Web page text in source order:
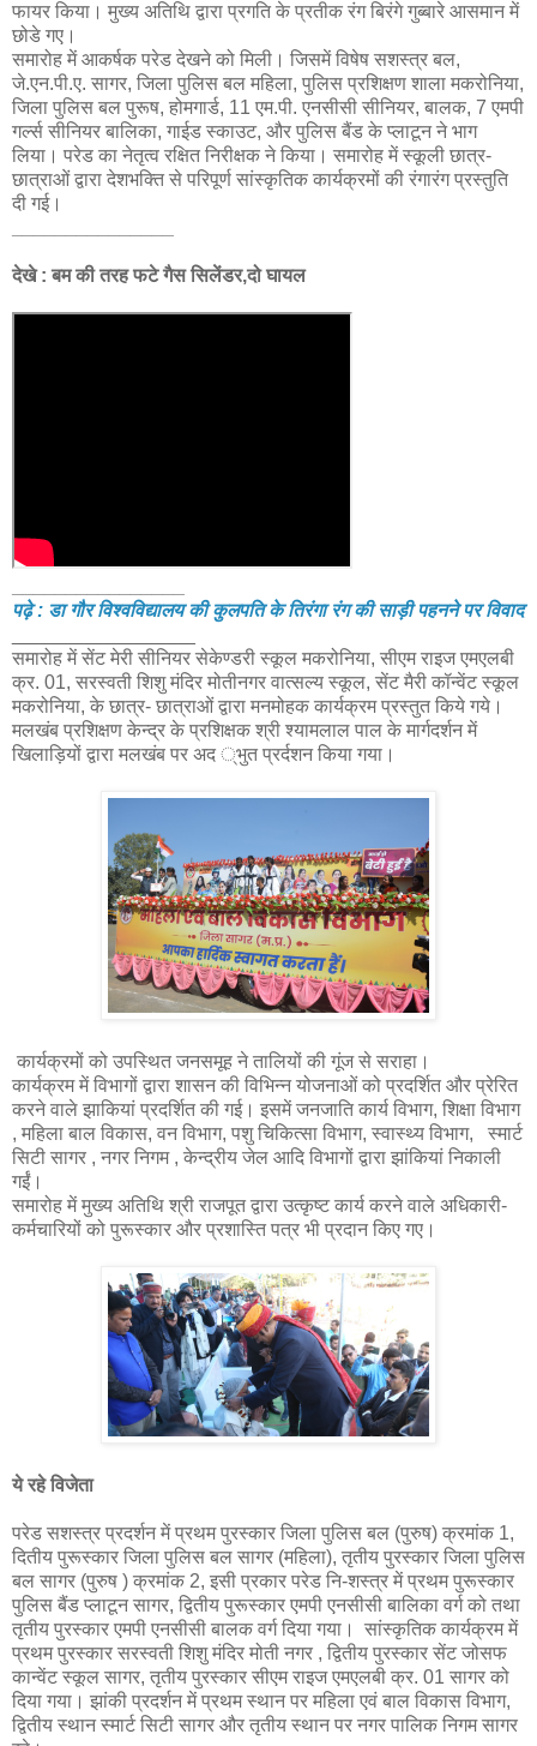
फायर किया। मुख्य अतिथि द्वारा प्रगति के प्रतीक रंग बिरंगे गुब्बारे आसमान में
छोडे गए।
समारोह में आकर्षक परेड देखने को मिली। जिसमें विषेष सशस्त्र बल,
जे.एन.पी.ए. सागर, जिला पुलिस बल महिला, पुलिस प्रशिक्षण शाला मकरोनिया,
जिला पुलिस बल पुरूष, होमगार्ड, 11 एम.पी. एनसीसी सीनियर, बालक, 7 एमपी
गर्ल्स सीनियर बालिका, गाईड स्काउट, और पुलिस बैंड के प्लाटून ने भाग
लिया। परेड का नेतृत्व रक्षित निरीक्षक ने किया। समारोह में स्कूली छात्र-
छात्राओं द्वारा देशभक्ति से परिपूर्ण सांस्कृतिक कार्यक्रमों की रंगारंग प्रस्तुति
दी गई।
देखे : बम की तरह फटे गैस सिलेंडर,दो घायल
पढ़े : डा गौर विश्वविद्यालय की कुलपति के तिरंगा रंग की साड़ी पहनने पर विवाद
समारोह में सेंट मेरी सीनियर सेकेण्डरी स्कूल मकरोनिया, सीएम राइज एमएलबी
क्र. 01, सरस्वती शिशु मंदिर मोतीनगर वात्सल्य स्कूल, सेंट मैरी कॉन्वेंट स्कूल
मकरोनिया, के छात्र- छात्राओं द्वारा मनमोहक कार्यक्रम प्रस्तुत किये गये।
मलखंब प्रशिक्षण केन्द्र के प्रशिक्षक श्री श्यामलाल पाल के मार्गदर्शन में
खिलाड़ियों द्वारा मलखंब पर अद ्भुत प्रर्दशन किया गया।
कार्यक्रमों को उपस्थित जनसमूह ने तालियों की गूंज से सराहा।
कार्यक्रम में विभागों द्वारा शासन की विभिन्न योजनाओं को प्रदर्शित और प्रेरित
करने वाले झाकियां प्रदर्शित की गई। इसमें जनजाति कार्य विभाग, शिक्षा विभाग
, महिला बाल विकास, वन विभाग, पशु चिकित्सा विभाग, स्वास्थ्य विभाग, स्मार्ट
सिटी सागर , नगर निगम , केन्द्रीय जेल आदि विभागों द्वारा झांकियां निकाली
गईं।
समारोह में मुख्य अतिथि श्री राजपूत द्वारा उत्कृष्ट कार्य करने वाले अधिकारी-
कर्मचारियों को पुरूस्कार और प्रशास्ति पत्र भी प्रदान किए गए।
ये रहे विजेता
परेड सशस्त्र प्रदर्शन में प्रथम पुरस्कार जिला पुलिस बल (पुरुष) क्रमांक 1,
दितीय पुरूस्कार जिला पुलिस बल सागर (महिला), तृतीय पुरस्कार जिला पुलिस
बल सागर (पुरुष ) क्रमांक 2, इसी प्रकार परेड नि-शस्त्र में प्रथम पुरूस्कार
पुलिस बैंड प्लाटून सागर, द्वितीय पुरूस्कार एमपी एनसीसी बालिका वर्ग को तथा
तृतीय पुरस्कार एमपी एनसीसी बालक वर्ग दिया गया। सांस्कृतिक कार्यक्रम में
प्रथम पुरस्कार सरस्वती शिशु मंदिर मोती नगर , द्वितीय पुरस्कार सेंट जोसफ
कान्वेंट स्कूल सागर, तृतीय पुरस्कार सीएम राइज एमएलबी क्र. 01 सागर को
दिया गया। झांकी प्रदर्शन में प्रथम स्थान पर महिला एवं बाल विकास विभाग,
द्वितीय स्थान स्मार्ट सिटी सागर और तृतीय स्थान पर नगर पालिक निगम सागर